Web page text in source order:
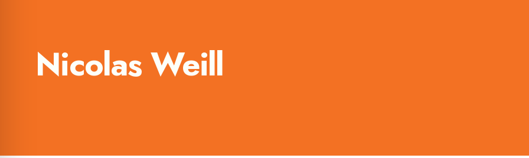
Nicolas Weill